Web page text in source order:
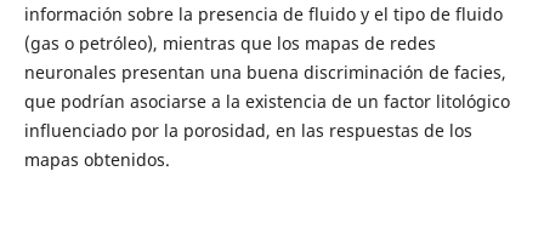
información sobre la presencia de fluido y el tipo de fluido
(gas o petróleo), mientras que los mapas de redes
neuronales presentan una buena discriminación de facies,
que podrían asociarse a la existencia de un factor litológico
influenciado por la porosidad, en las respuestas de los
mapas obtenidos.